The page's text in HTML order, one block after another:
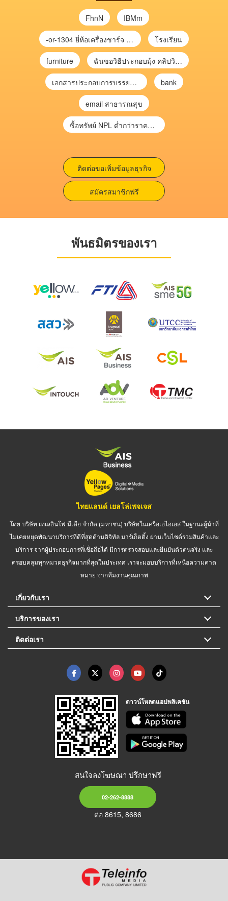
FhnN IBMm
-or-1304 ยี่ห้อเครื่องชาร์จ chargecore โรงเรียน
furniture ฉันขอวิธีประกอบมุ้ง คลิปวิดีโอ การประกอบมุ้ง
เอกสารประกอบการบรรยาย การประเมินความเสี่ยงเพื่อวางแผนการตรวจสอบ \ bank
email สาธารณสุข
ซื้อทรัพย์ NPL ต่ำกว่าราคาตลาด 30-70% แบบไม่ต้องไปประมูล”
ติดต่อขอเพิ่มข้อมูลธุรกิจ
สมัครสมาชิกฟรี
พันธมิตรของเรา
ไทยแลนด์ เยลโล่เพจเจส
โดย บริษัท เทเลอินโฟ มีเดีย จำกัด (มหาชน) บริษัทในเครือเอไอเอส ในฐานะผู้นำที่
ไม่เคยหยุดพัฒนาบริการที่ดีที่สุดด้านดิจิทัล มาร์เก็ตติ้ง ผ่านเว็บไซต์รวมสินค้าและ
บริการ จากผู้ประกอบการที่เชื่อถือได้ มีการตรวจสอบและยืนยันตัวตนจริง และ
ครอบคลุมทุกหมวดธุรกิจมากที่สุดในประเทศ เราจะมอบบริการที่เหนือความคาด
หมาย จากทีมงานคุณภาพ
เกี่ยวกับเรา
บริการของเรา
ติดต่อเรา
ดาวน์โหลดแอปพลิเคชัน
สนใจลงโฆษณา ปรึกษาฟรี
02-262-8888
ต่อ 8615, 8686